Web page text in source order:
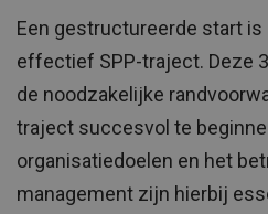
Een gestructureerde start is
effectief SPP-traject. Deze
de noodzakelijke
traject succesvol te
organisatiedoelen en het
management zijn hierbij